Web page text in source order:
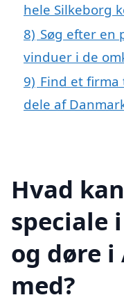
hele Silkeborg
8) Søg efter en
vinduer i de
9) Find et
dele af
Hvad
speciale
og døre
med?